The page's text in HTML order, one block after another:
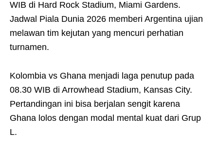
WIB di Hard Rock Stadium, Miami Gardens.
Jadwal Piala Dunia 2026 memberi Argentina ujian
melawan tim kejutan yang mencuri perhatian
turnamen.
Kolombia vs Ghana menjadi laga penutup pada
08.30 WIB di Arrowhead Stadium, Kansas City.
Pertandingan ini bisa berjalan sengit karena
Ghana lolos dengan modal mental kuat dari Grup
L.